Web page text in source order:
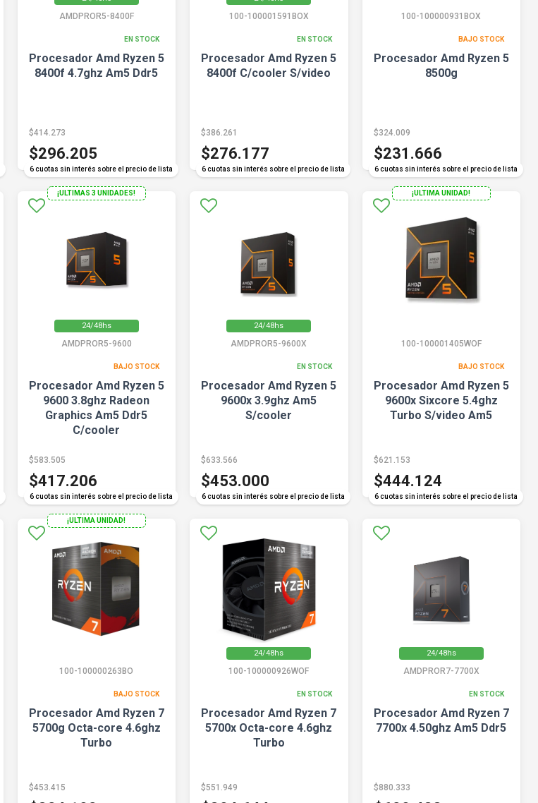
AMDPROR5-8400F
EN STOCK
Procesador Amd Ryzen 5
8400f 4.7ghz Am5 Ddr5
6 cuotas sin interés sobre el precio de lista
$414.273
$296.205
100-100001591BOX
EN STOCK
Procesador Amd Ryzen 5
8400f C/cooler S/video
6 cuotas sin interés sobre el precio de lista
$386.261
$276.177
100-100000931BOX
BAJO STOCK
Procesador Amd Ryzen 5
8500g
6 cuotas sin interés sobre el precio de lista
$324.009
$231.666
24/48hs
¡ULTIMAS 3 UNIDADES!
AMDPROR5-9600
BAJO STOCK
Procesador Amd Ryzen 5
9600 3.8ghz Radeon
Graphics Am5 Ddr5
C/cooler
6 cuotas sin interés sobre el precio de lista
$583.505
$417.206
24/48hs
AMDPROR5-9600X
EN STOCK
Procesador Amd Ryzen 5
9600x 3.9ghz Am5
S/cooler
6 cuotas sin interés sobre el precio de lista
$633.566
$453.000
¡ULTIMA UNIDAD!
100-100001405WOF
BAJO STOCK
Procesador Amd Ryzen 5
9600x Sixcore 5.4ghz
Turbo S/video Am5
6 cuotas sin interés sobre el precio de lista
$621.153
$444.124
¡ULTIMA UNIDAD!
100-100000263BO
BAJO STOCK
Procesador Amd Ryzen 7
5700g Octa-core 4.6ghz
Turbo
$453.415
24/48hs
100-100000926WOF
EN STOCK
Procesador Amd Ryzen 7
5700x Octa-core 4.6ghz
Turbo
$551.949
24/48hs
AMDPROR7-7700X
EN STOCK
Procesador Amd Ryzen 7
7700x 4.50ghz Am5 Ddr5
$880.333